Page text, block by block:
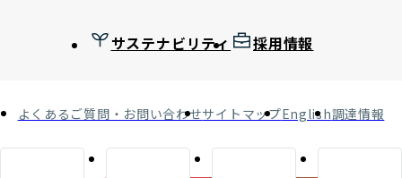
サステナビリティ 採用情報
よくあるご質問・お問い合わせサイトマップEnglish調達情報